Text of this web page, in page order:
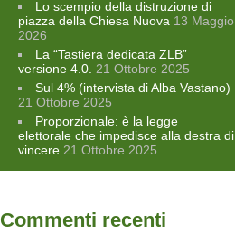
Lo scempio della distruzione di
piazza della Chiesa Nuova 13 Maggio
2026
La “Tastiera dedicata ZLB”
versione 4.0. 21 Ottobre 2025
Sul 4% (intervista di Alba Vastano)
21 Ottobre 2025
Proporzionale: è la legge
elettorale che impedisce alla destra di
vincere 21 Ottobre 2025
Commenti recenti